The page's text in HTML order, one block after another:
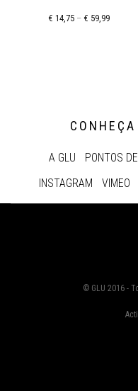
€ 14,75– € 59,99
A GLU PONTOS
INSTAGRAM
VIMEO
© GLU 2016 -